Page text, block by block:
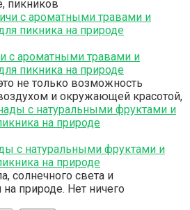
пикников
с ароматными травами и
пикника на природе
не только возможность
и окружающей красотой,
с натуральными фруктами и
на природе
солнечного света и
природе. Нет ничего